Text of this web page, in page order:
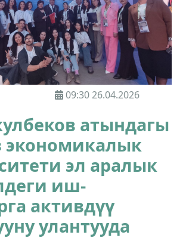
09:30 26.04.2026
атындагы
экономикалык
эл аралык
иш-
активдүү
улантууда